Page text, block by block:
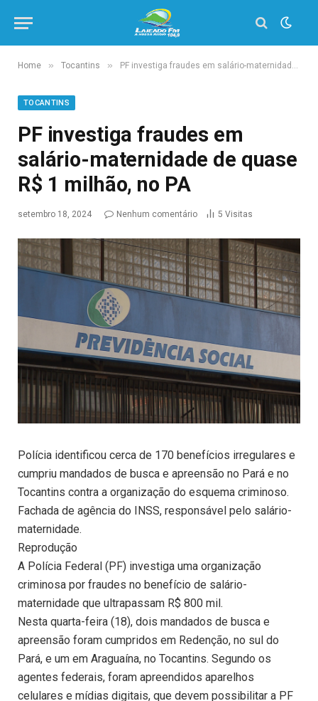
Home » Tocantins » PF investiga fraudes em salário-maternidade de quase R$ 1 milhão, no PA
TOCANTINS
PF investiga fraudes em
salário-maternidade de quase
R$ 1 milhão, no PA
setembro 18, 2024 Nenhum comentário 5 Visitas
Polícia identificou cerca de 170 benefícios irregulares e
cumpriu mandados de busca e apreensão no Pará e no
Tocantins contra a organização do esquema criminoso.
Fachada de agência do INSS, responsável pelo salário-
maternidade.
Reprodução
A Polícia Federal (PF) investiga uma organização
criminosa por fraudes no benefício de salário-
maternidade que ultrapassam R$ 800 mil.
Nesta quarta-feira (18), dois mandados de busca e
apreensão foram cumpridos em Redenção, no sul do
Pará, e um em Araguaína, no Tocantins. Segundo os
agentes federais, foram apreendidos aparelhos
celulares e mídias digitais, que devem possibilitar a PF